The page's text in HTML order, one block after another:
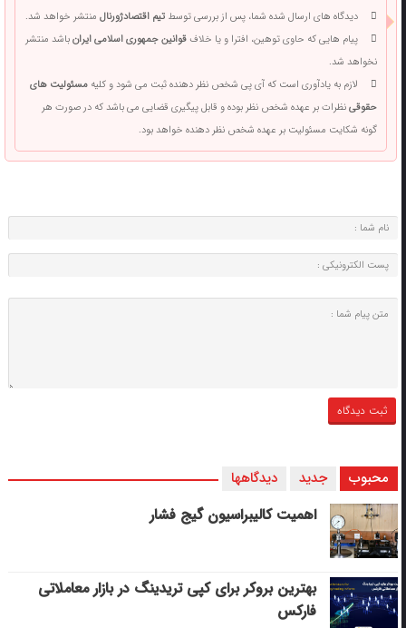
دیدگاه های ارسال شده شما، پس از بررسی توسطتیم اقتصادژورنالمنتشر خواهد شد.
پیام هایی که حاوی توهین، افترا و یا خلافقوانین جمهوری اسلامی ایرانباشد منتشر
نخواهد شد.
لازم به یادآوری است که آی پی شخص نظر دهنده ثبت می شود و کلیهمسئولیت های
حقوقینظرات بر عهده شخص نظر بوده و قابل پیگیری قضایی می باشد که در صورت هر
گونه شکایت مسئولیت بر عهده شخص نظر دهنده خواهد بود.
محبوب جدید دیدگاهها
اهمیت کالیبراسیون گیج فشار
بهترین بروکر برای کپی‌ تریدینگ در بازار معاملاتی
فارکس